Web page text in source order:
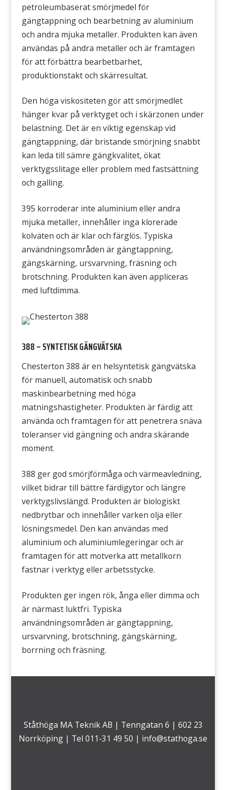
petroleumbaserat smörjmedel för
gängtappning och bearbetning av aluminium
och andra mjuka metaller. Produkten kan även
användas på andra metaller och är framtagen
för att förbättra bearbetbarhet,
produktionstakt och skärresultat.
Den höga viskositeten gör att smörjmedlet
hänger kvar på verktyget och i skärzonen under
belastning. Det är en viktig egenskap vid
gängtappning, där bristande smörjning snabbt
kan leda till sämre gängkvalitet, ökat
verktygsslitage eller problem med fastsättning
och galling.
395 korroderar inte aluminium eller andra
mjuka metaller, innehåller inga klorerade
kolväten och är klar och färglös. Typiska
användningsområden är gängtappning,
gängskärning, ursvarvning, fräsning och
brotschning. Produkten kan även appliceras
med luftdimma.
388 – SYNTETISK GÄNGVÄTSKA
Chesterton 388 är en helsyntetisk gängvätska
för manuell, automatisk och snabb
maskinbearbetning med höga
matningshastigheter. Produkten är färdig att
använda och framtagen för att penetrera snäva
toleranser vid gängning och andra skärande
moment.
388 ger god smörjförmåga och värmeavledning,
vilket bidrar till bättre färdigytor och längre
verktygslivslängd. Produkten är biologiskt
nedbrytbar och innehåller varken olja eller
lösningsmedel. Den kan användas med
aluminium och aluminiumlegeringar och är
framtagen för att motverka att metallkorn
fastnar i verktyg eller arbetsstycke.
Produkten ger ingen rök, ånga eller dimma och
är närmast luktfri. Typiska
användningsområden är gängtappning,
ursvarvning, brotschning, gängskärning,
borrning och fräsning.
Ståthöga MA Teknik AB | Tenngatan 6 | 602 23
Norrköping | Tel 011-31 49 50 | info@stathoga.se